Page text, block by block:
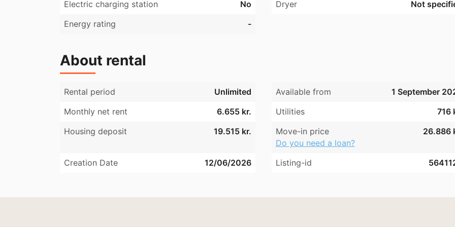
Arbejdet forventes at blive udført sidst i løbet af tidligt forår 2026, og lejeforhøjelsen vil blive
Electric charging station
No Dryer
Not
Energy rating
-
About rental
Rental period Unlimited Available from
1 September
Monthly net rent
6.655 kr. Utilities
716
Housing deposit
19.515 kr. Move-in price
26.886
Do you need a loan?
Creation Date
12/06/2026 Listing-id